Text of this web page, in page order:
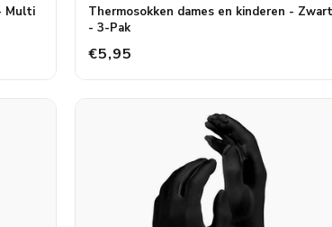
Multi
Thermosokken dames en kinderen - Zwart
- 3-Pak
€5,95